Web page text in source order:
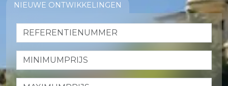
NIEUWE ONTWIKKELINGEN